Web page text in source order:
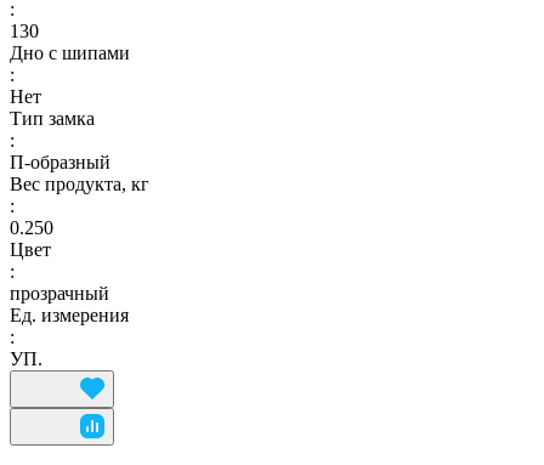
:
130
Дно с шипами
:
Нет
Тип замка
:
П-образный
Вес продукта, кг
:
0.250
Цвет
:
прозрачный
Ед. измерения
:
УП.